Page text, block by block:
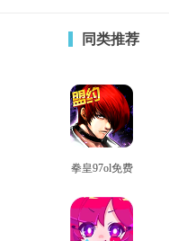
同类推荐
拳皇97ol免费